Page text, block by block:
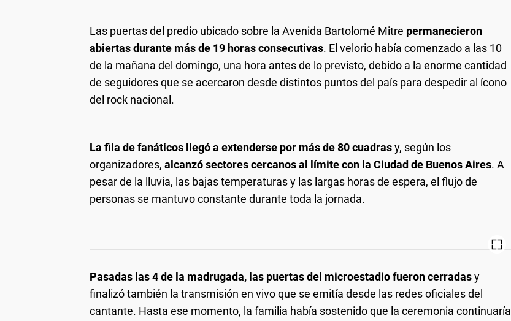
Las puertas del predio ubicado sobre la Avenida Bartolomé Mitre permanecieron
abiertas durante más de 19 horas consecutivas. El velorio había comenzado a las 10
de la mañana del domingo, una hora antes de lo previsto, debido a la enorme cantidad
de seguidores que se acercaron desde distintos puntos del país para despedir al ícono
del rock nacional.
La fila de fanáticos llegó a extenderse por más de 80 cuadrasy, según los
organizadores, alcanzó sectores cercanos al límite con la Ciudad de Buenos Aires. A
pesar de la lluvia, las bajas temperaturas y las largas horas de espera, el flujo de
personas se mantuvo constante durante toda la jornada.
Pasadas las 4 de la madrugada, las puertas del microestadio fueron cerradasy
finalizó también la transmisión en vivo que se emitía desde las redes oficiales del
cantante. Hasta ese momento, la familia había sostenido que la ceremonia continuaría